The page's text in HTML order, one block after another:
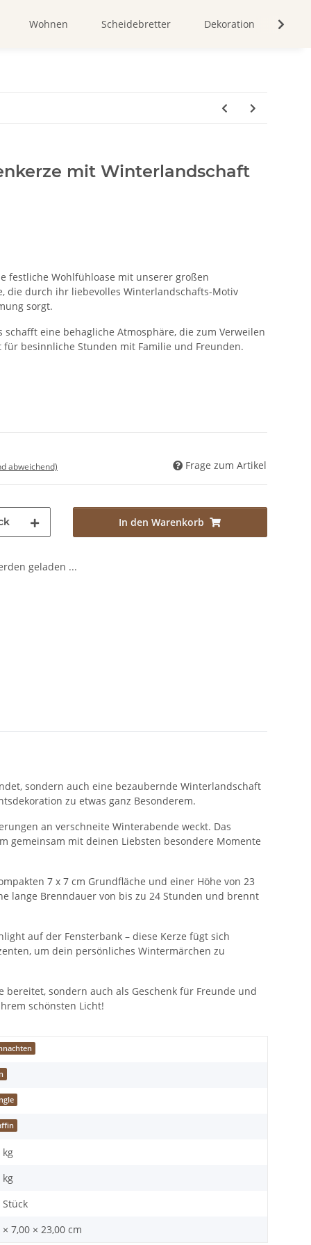
Wohnen Scheidebretter Dekoration
mit Winterlandschaft
festliche Wohlfühloase mit unserer großen
die durch ihr liebevolles Winterlandschafts-Motiv
sorgt.
schafft eine behagliche Atmosphäre, die zum Verweilen
besinnliche Stunden mit Familie und Freunden.
abweichend) Frage zum Artikel
In den Warenkorb
geladen ...
sondern auch eine bezaubernde Winterlandschaft
zu etwas ganz Besonderem.
an verschneite Winterabende weckt. Das
gemeinsam mit deinen Liebsten besondere Momente
7 x 7 cm Grundfläche und einer Höhe von 23
lange Brenndauer von bis zu 24 Stunden und brennt
auf der Fensterbank – diese Kerze fügt sich
um dein persönliches Wintermärchen zu
sondern auch als Geschenk für Freunde und
schönsten Licht!
kg
kg
Stück
× 7,00 × 23,00 cm